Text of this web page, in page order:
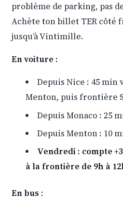
problème de parking, pas
Achète ton billet TER côté
jusqu’à Vintimille.
En voiture :
Depuis Nice : 45 min
Menton, puis frontière
Depuis Monaco : 25
Depuis Menton : 10
Vendredi : compte
à la frontière de 9h à
En bus :